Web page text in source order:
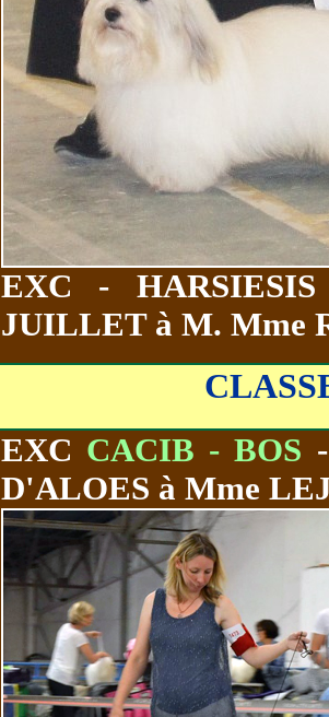
EXC -
JUILLET à M. Mme
EXC CACIB - BOS
D'ALOES à Mme